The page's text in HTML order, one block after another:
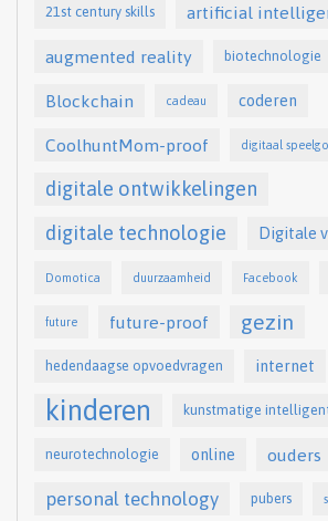
21st century skills artificial
augmented reality biotechnologie
Blockchain cadeau coderen
CoolhuntMom-proof digitaal
digitale ontwikkelingen
digitale technologie
Digitale
Domotica duurzaamheid Facebook
future future-proof gezin
hedendaagse opvoedvragen internet
kinderen kunstmatige
neurotechnologie online ouders
personal technology pubers